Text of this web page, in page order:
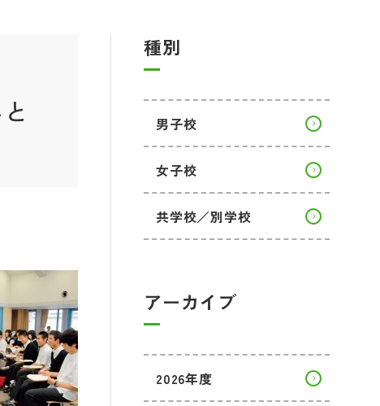
種別
男子校
女子校
共学校／別学校
アーカイブ
2026年度